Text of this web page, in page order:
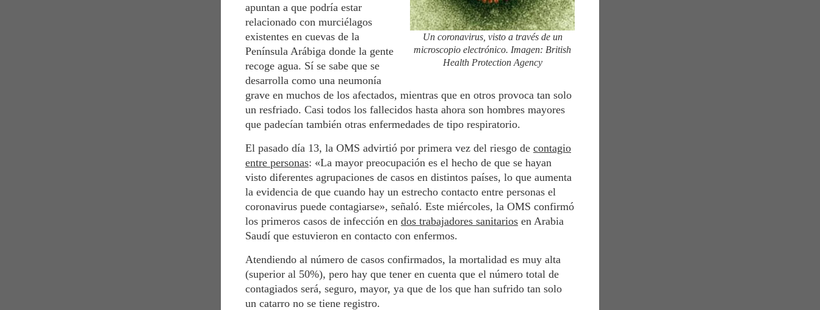
Un coronavirus, visto a través de un
microscopio electrónico. Imagen: British
Health Protection Agency
apuntan a que podría estar
relacionado con murciélagos
existentes en cuevas de la
Península Arábiga donde la gente
recoge agua. Sí se sabe que se
desarrolla como una neumonía
grave en muchos de los afectados, mientras que en otros provoca tan solo
un resfriado. Casi todos los fallecidos hasta ahora son hombres mayores
que padecían también otras enfermedades de tipo respiratorio.
El pasado día 13, la OMS advirtió por primera vez del riesgo de contagio
entre personas: «La mayor preocupación es el hecho de que se hayan
visto diferentes agrupaciones de casos en distintos países, lo que aumenta
la evidencia de que cuando hay un estrecho contacto entre personas el
coronavirus puede contagiarse», señaló. Este miércoles, la OMS confirmó
los primeros casos de infección en dos trabajadores sanitarios en Arabia
Saudí que estuvieron en contacto con enfermos.
Atendiendo al número de casos confirmados, la mortalidad es muy alta
(superior al 50%), pero hay que tener en cuenta que el número total de
contagiados será, seguro, mayor, ya que de los que han sufrido tan solo
un catarro no se tiene registro.